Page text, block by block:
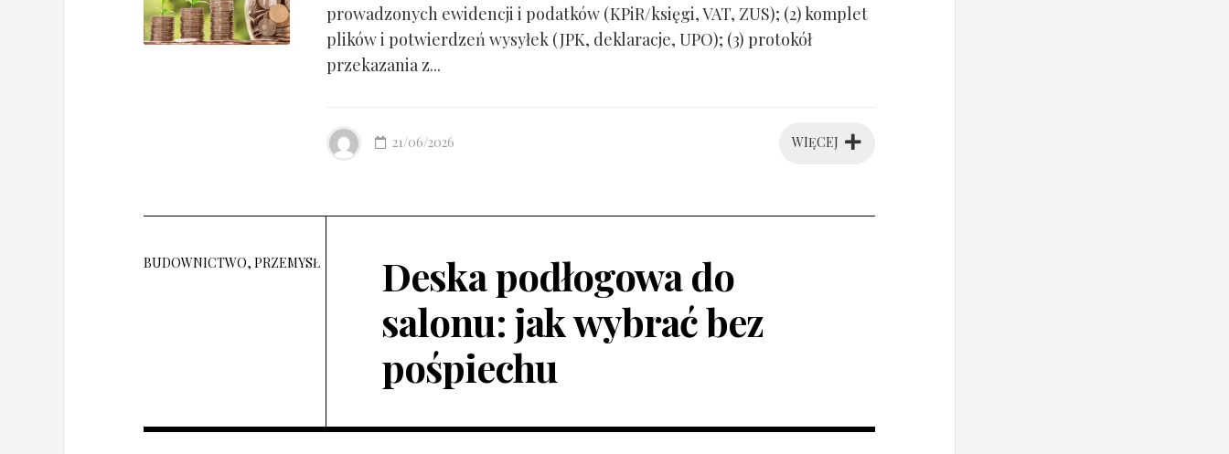
prowadzonych ewidencji i podatków (KPiR/księgi, VAT, ZUS); (2) komplet
plików i potwierdzeń wysyłek (JPK, deklaracje, UPO); (3) protokół
przekazania z...
WIĘCEJ
21/06/2026
BUDOWNICTWO, PRZEMYSŁ
Deska podłogowa do
salonu: jak wybrać bez
pośpiechu